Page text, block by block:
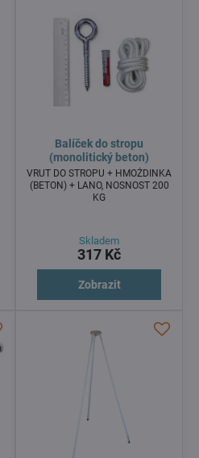
Balíček do stropu
(monolitický beton)
VRUT DO STROPU + HMOŽDINKA
(BETON) + LANO, NOSNOST 200
KG
Skladem
317 Kč
Zobrazit